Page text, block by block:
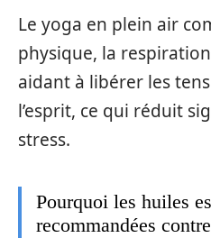
Le yoga en plein air
physique, la
aidant à libérer les
l’esprit, ce qui réduit
stress.
Pourquoi les huiles
recommandées